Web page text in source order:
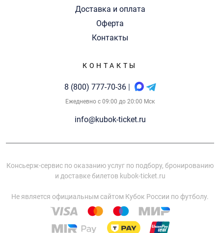
Доставка и оплата
Оферта
Контакты
КОНТАКТЫ
8 (800) 777-70-36 |
Ежедневно с 09:00 до 20:00 Мск
info@kubok-ticket.ru
Консьерж-сервис по оказанию услуг по подбору, бронированию
и доставке билетов kubok-ticket.ru
Не является официальным сайтом Кубок России по футболу.